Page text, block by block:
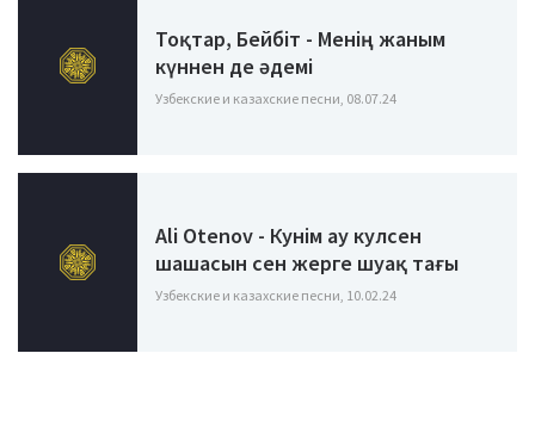
Тоқтар, Бейбіт - Менің жаным
күннен де әдемі
Узбекские и казахские песни, 08.07.24
Ali Otenov - Кунім ау кулсен
шашасын сен жерге шуақ тағы
Узбекские и казахские песни, 10.02.24